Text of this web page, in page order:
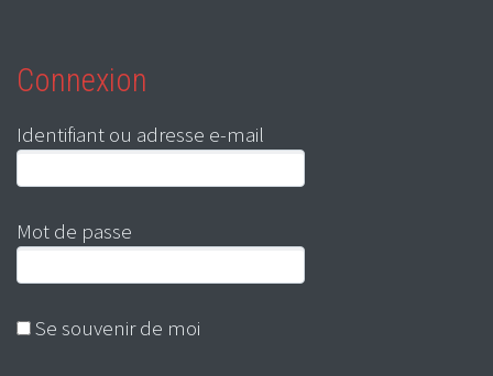
Connexion
Identifiant ou adresse e-mail
Mot de passe
Se souvenir de moi